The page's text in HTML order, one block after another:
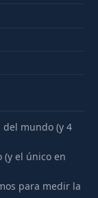
del mundo (y 4
(y el único en
para medir la